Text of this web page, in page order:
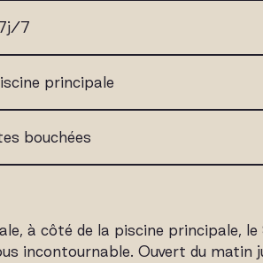
7
principale
bouchées
à côté de la piscine principale, le
incontournable. Ouvert du matin